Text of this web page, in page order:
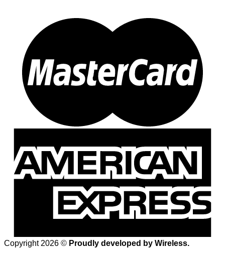
Copyright 2026 © Proudly developed by Wireless.